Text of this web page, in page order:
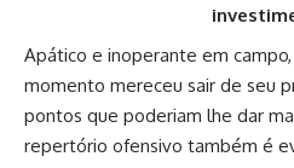
Apático e inoperante em
momento mereceu sair de seu
pontos que poderiam lhe dar
repertório ofensivo também é